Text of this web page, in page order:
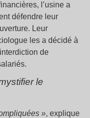
l’usine a
défendre leur
Leur
les a décidé à
de
le
», explique